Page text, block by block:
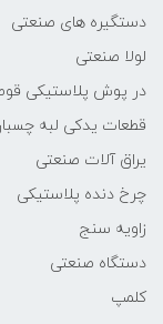
دستگیره های صنعتی
لولا صنعتی
در پوش پلاستیکی
قطعات یدکی لبه
یراق آلات صنعتی
چرخ دنده پلاستیکی
زاویه سنج
دستگاه صنعتی
کلمپ